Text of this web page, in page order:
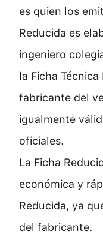
es quien los
Reducida es
ingeniero
la Ficha
fabricante del
igualmente
oficiales.
La Ficha
económica y
Reducida, ya
del fabricante.